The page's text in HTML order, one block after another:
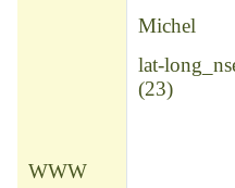
Michel
lat-
(23)
WWW